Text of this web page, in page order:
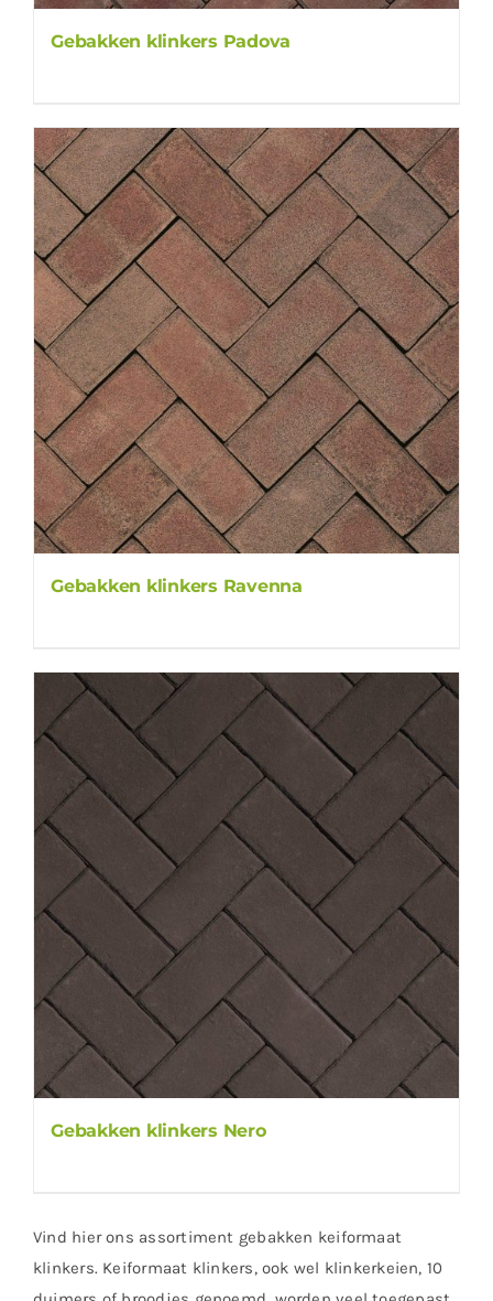
Gebakken klinkers Padova
Gebakken klinkers Ravenna
Gebakken klinkers Nero
Vind hier ons assortiment gebakken keiformaat
klinkers. Keiformaat klinkers, ook wel klinkerkeien, 10